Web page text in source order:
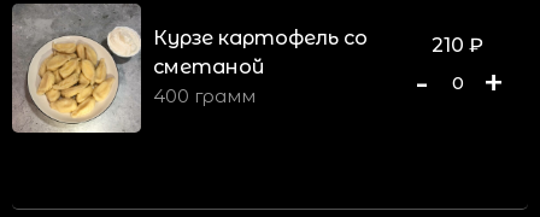
Курзе картофель со
сметаной
400 грамм
210 ₽
- 0 +